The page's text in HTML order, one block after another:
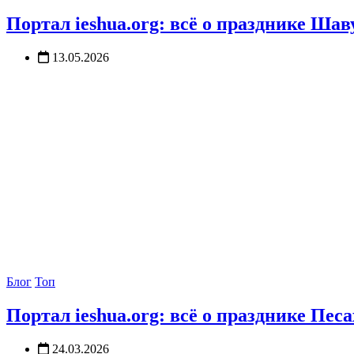
Портал ieshua.org: всё о празднике
13.05.2026
Блог Топ
Портал ieshua.org: всё о празднике
24.03.2026